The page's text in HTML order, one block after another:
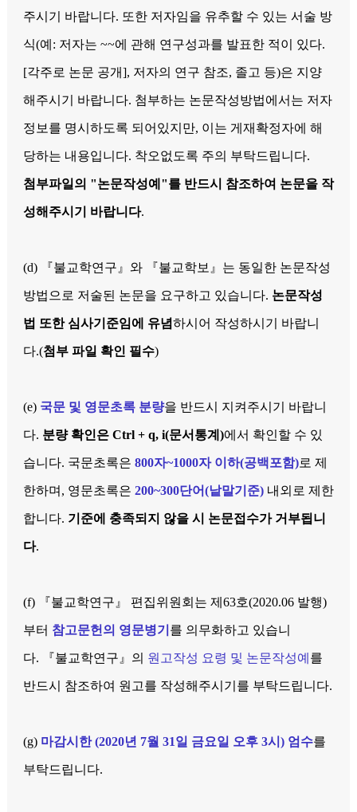
주시기 바랍니다. 또한 저자임을 유추할 수 있는 서술 방
식(예: 저자는 ~~에 관해 연구성과를 발표한 적이 있다.
[각주로 논문 공개], 저자의 연구 참조, 졸고 등)은 지양
해주시기 바랍니다. 첨부하는 논문작성방법에서는 저자
정보를 명시하도록 되어있지만, 이는 게재확정자에 해
당하는 내용입니다. 착오없도록 주의 부탁드립니다.
첨부파일의 "논문작성예"를 반드시 참조하여 논문을 작
성해주시기 바랍니다.
(d) 『불교학연구』와 『불교학보』는 동일한 논문작성
방법으로 저술된 논문을 요구하고 있습니다. 논문작성
법 또한 심사기준임에 유념하시어 작성하시기 바랍니
다.(첨부 파일 확인 필수)
(e) 국문 및 영문초록 분량을 반드시 지켜주시기 바랍니
다. 분량 확인은 Ctrl + q, i(문서통계)에서 확인할 수 있
습니다. 국문초록은 800자~1000자 이하(공백포함)로 제
한하며, 영문초록은 200~300단어(낱말기준) 내외로 제한
합니다. 기준에 충족되지 않을 시 논문접수가 거부됩니
다.
(f) 『불교학연구』 편집위원회는 제63호(2020.06 발행)
부터 참고문헌의 영문병기 를 의무화하고 있습니
다. 『불교학연구』의 원고작성 요령 및 논문작성예 를
반드시 참조하여 원고를 작성해주시기를 부탁드립니다.
(g) 마감시한 (2020년 7월 31일 금요일 오후 3시) 엄수를
부탁드립니다.